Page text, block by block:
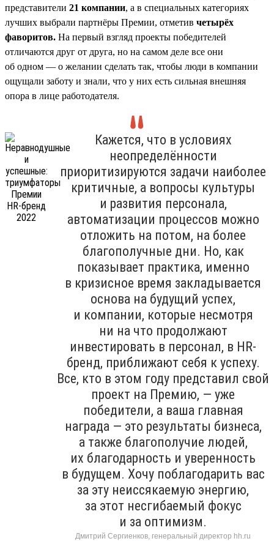
представители 21 компании, а в специальных категориях
лучших выбрали партнёры Премии, отметив четырёх
фаворитов. На первый взгляд проекты победителей
отличаются друг от друга, но на самом деле все они
об одном — о желании сделать так, чтобы люди в компании
ощущали заботу и знали, что у них есть сильная внешняя
опора в лице работодателя.
Кажется, что в условиях
неопределённости
приоритизируются задачи наиболее
критичные, а вопросы культуры
и развития персонала,
автоматизации процессов можно
отложить на потом, на более
благополучные дни. Но, как
показывает практика, именно
в кризисное время закладывается
основа на будущий успех,
и компании, которые несмотря
ни на что продолжают
инвестировать в персонал, в HR-
бренд, приближают себя к успеху.
Все, кто в этом году представил свой
проект на Премию, — уже
победители, а ваша главная
награда — это результаты бизнеса,
а также благополучие людей,
их благодарность и уверенность
в будущем. Хочу поблагодарить вас
за эту неиссякаемую энергию,
за этот несгибаемый фокус
и за оптимизм.
Дмитрий Сергиенков, генеральный директор hh.ru